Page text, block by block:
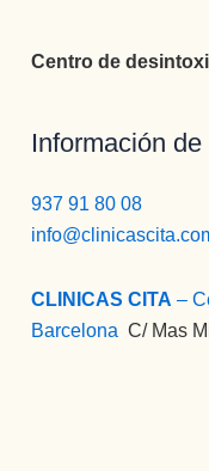
Centro de
Información
937 91 80 08
CLINICAS CITA –
Barcelona :C/ Mas